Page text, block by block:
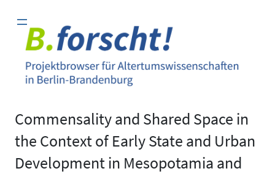
Inhalt
springen
Commensality and Shared Space in
the Context of Early State and Urban
Development in Mesopotamia and